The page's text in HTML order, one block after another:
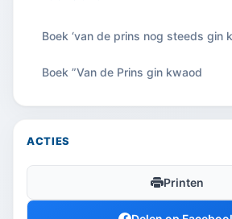
Boek ‘van de prins nog steeds gin
Boek ”Van de Prins gin kwaod
ACTIES
Printen